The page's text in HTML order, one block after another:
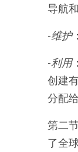
导航
-维护
-利用
创建
分配
第二
了全